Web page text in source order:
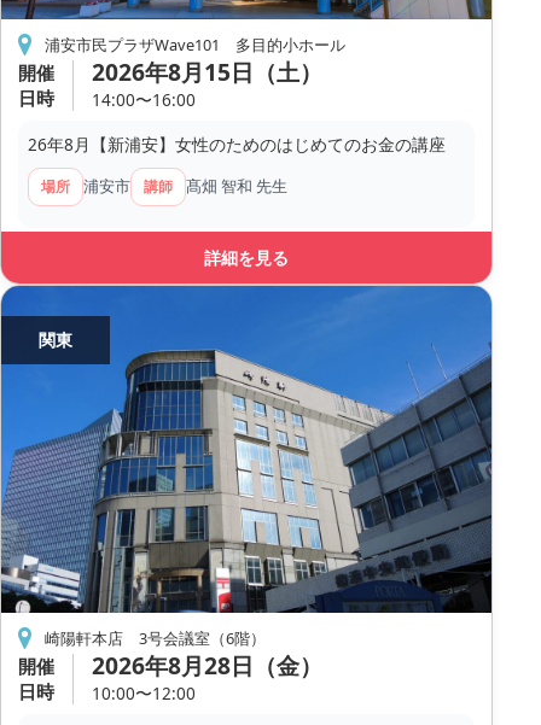
浦安市民プラザWave101 多目的小ホール
開催
日時
2026年8月15日（土）
14:00〜16:00
26年8月【新浦安】女性のためのはじめてのお金の講座
場所 浦安市 講師 髙畑 智和 先生
詳細を見る
関東
崎陽軒本店 3号会議室（6階）
開催
日時
2026年8月28日（金）
10:00〜12:00